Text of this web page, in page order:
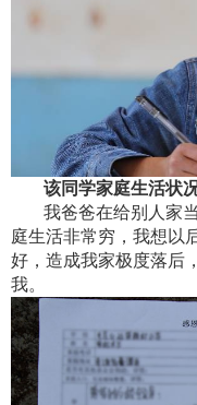
该同学家庭生活状
我爸爸在给别人家
庭生活非常穷，我想以
好，造成我家极度落后
我。